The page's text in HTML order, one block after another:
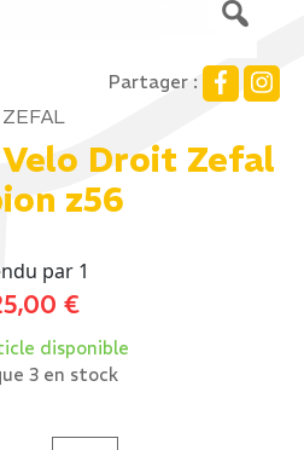
Partager :
ZEFAL
Droit Zefal
z56
par 1
€
disponible
3 en stock